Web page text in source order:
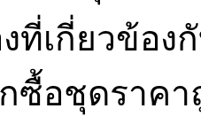
ที่เกี่ยวข้อง
ซื้อชุดราคา